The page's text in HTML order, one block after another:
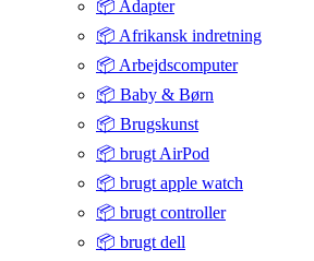
📦 Adapter
📦 Afrikansk indretning
📦 Arbejdscomputer
📦 Baby & Børn
📦 Brugskunst
📦 brugt AirPod
📦 brugt apple watch
📦 brugt controller
📦 brugt dell